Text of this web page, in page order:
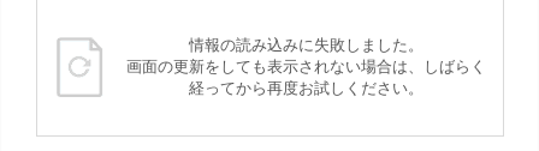
情報の読み込みに失敗しました。
画面の更新をしても表示されない場合は、しばらく
経ってから再度お試しください。